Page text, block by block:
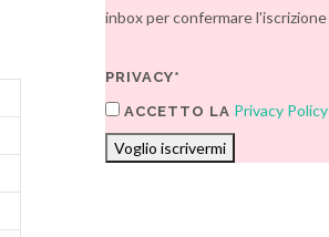
inbox per confermare l'iscrizione
PRIVACY*
ACCETTO LA Privacy Policy
Voglio iscrivermi